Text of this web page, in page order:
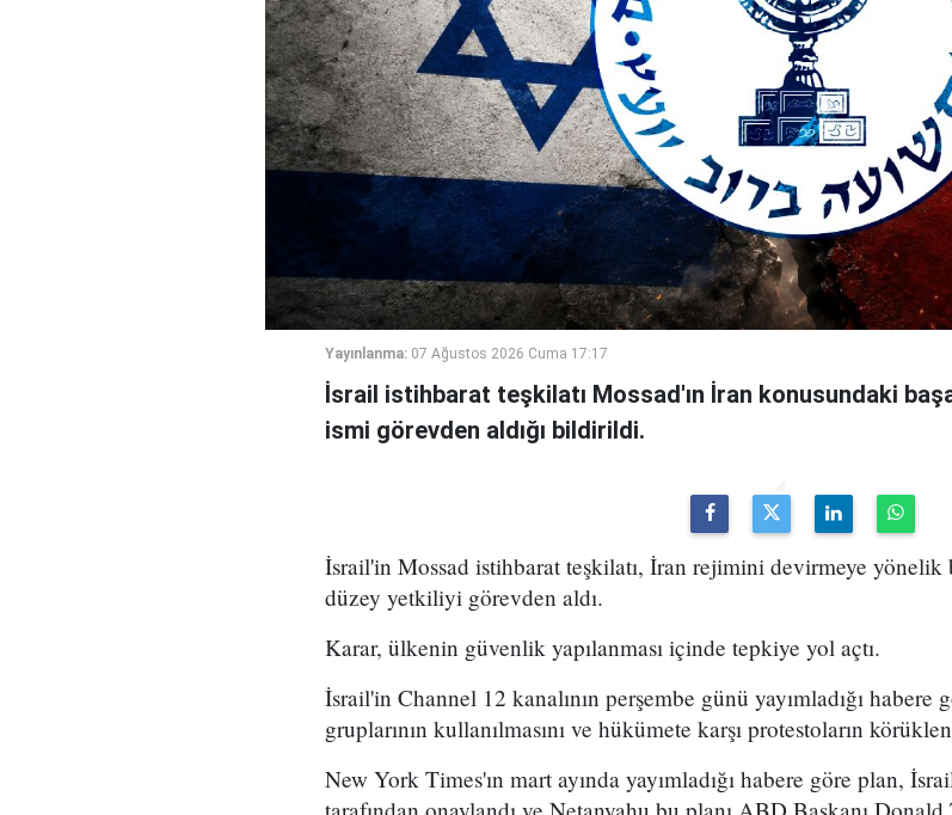
Yayınlanma: 07 Ağustos 2026 Cuma 17:17
İsrail istihbarat teşkilatı Mossad'ın İran konusundaki
ismi görevden aldığı bildirildi.
İsrail'in Mossad istihbarat teşkilatı, İran rejimini devirmeye yönelik
düzey yetkiliyi görevden aldı.
Karar, ülkenin güvenlik yapılanması içinde tepkiye yol açtı.
İsrail'in Channel 12 kanalının perşembe günü yayımladığı habere
gruplarının kullanılmasını ve hükümete karşı protestoların
New York Times'ın mart ayında yayımladığı habere göre plan,
tarafından onaylandı ve Netanyahu bu planı ABD Başkanı